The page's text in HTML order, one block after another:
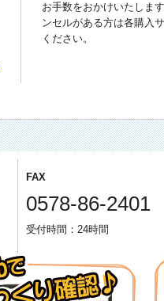
お手数をおかけいたしま
ンセルがある方は各購入
ください。
FAX
0578-86-2401
受付時間：24時間